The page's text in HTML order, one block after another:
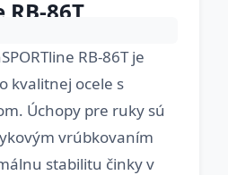
RB-86T
RB-86T je
kvalitnej ocele s
Úchopy pre ruky sú
vrúbkovaním
stabilitu činky v